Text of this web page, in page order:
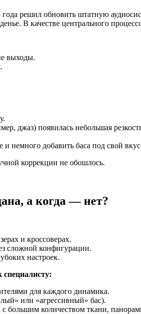
решил обновить штатную
В качестве центрального
выходы.
джаз) появилась небольшая
немного добавить баса под свой
коррекции не обошлось.
а когда — нет?
и кроссоверах.
сложной конфигурации.
настроек.
для каждого динамика.
или «агрессивный» бас).
большим количеством ткани,